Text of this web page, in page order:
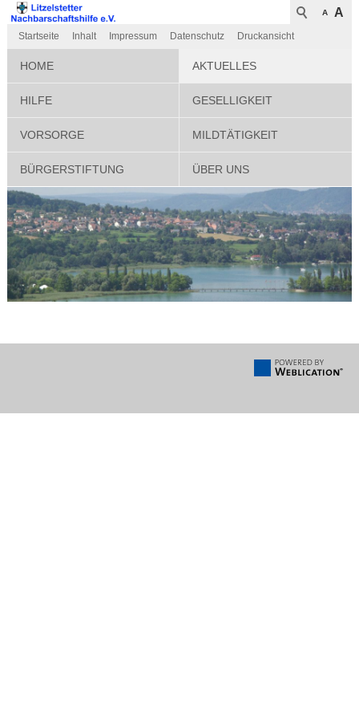
A A
Startseite Inhalt Impressum Datenschutz Druckansicht
HOME AKTUELLES
HILFE GESELLIGKEIT
VORSORGE MILDTÄTIGKEIT
BÜRGERSTIFTUNG ÜBER UNS